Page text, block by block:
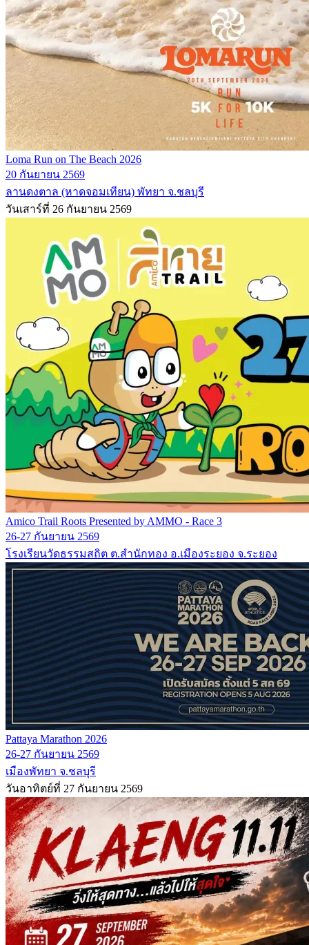
Loma Run on The Beach 2026
20 กันยายน 2569
ลานดงตาล (หาดจอมเทียน) พัทยา จ.ชลบุรี
วันเสาร์ที่ 26 กันยายน 2569
Amico Trail Roots Presented by AMMO - Race 3
26-27 กันยายน 2569
โรงเรียนวัดธรรมสถิต ต.สำนักทอง อ.เมืองระยอง จ.ระยอง
Pattaya Marathon 2026
26-27 กันยายน 2569
เมืองพัทยา จ.ชลบุรี
วันอาทิตย์ที่ 27 กันยายน 2569